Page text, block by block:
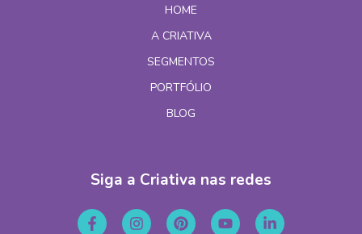
HOME
A CRIATIVA
SEGMENTOS
PORTFÓLIO
BLOG
Siga a Criativa nas redes